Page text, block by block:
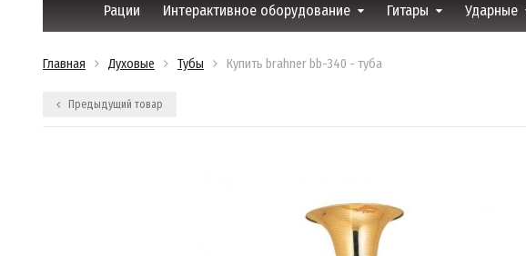
Рации Интерактивное оборудование Гитары Ударные
Главная Духовые Тубы Купить brahner bb-340 - туба
Предыдущий товар